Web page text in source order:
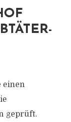
einen
geprüft.